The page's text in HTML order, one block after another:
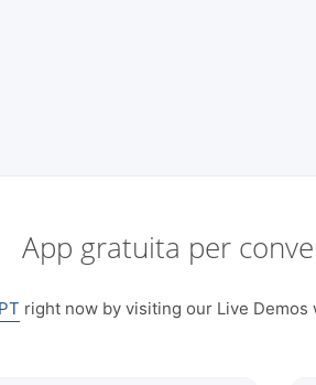
App gratuita per
right now by visiting our Live